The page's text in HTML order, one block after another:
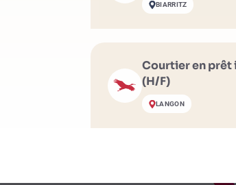
BIARRITZ
Courtier en
(H/F)
LANGON